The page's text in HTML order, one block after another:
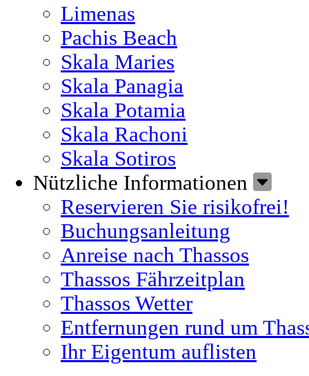
Limenas
Pachis Beach
Skala Maries
Skala Panagia
Skala Potamia
Skala Rachoni
Skala Sotiros
Nützliche Informationen
Reservieren Sie risikofrei!
Buchungsanleitung
Anreise nach Thassos
Thassos Fährzeitplan
Thassos Wetter
Entfernungen rund um
Ihr Eigentum auflisten